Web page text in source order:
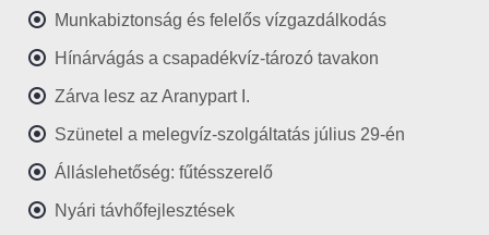
Munkabiztonság és felelős vízgazdálkodás
Hínárvágás a csapadékvíz-tározó tavakon
Zárva lesz az Aranypart I.
Szünetel a melegvíz-szolgáltatás július 29-én
Álláslehetőség: fűtésszerelő
Nyári távhőfejlesztések